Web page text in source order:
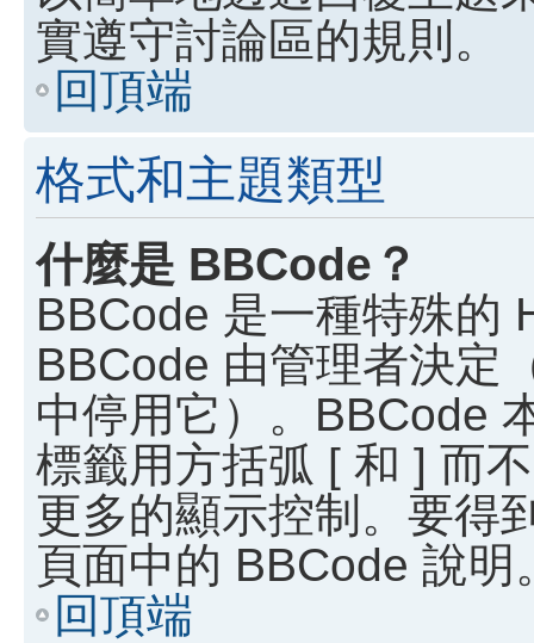
實遵守討論區的規則。
回頂端
格式和主題類型
什麼是 BBCode？
BBCode 是一種特殊的
BBCode 由管理者決定
中停用它）。BBCode
標籤用方括弧 [ 和 ] 而
更多的顯示控制。要得
頁面中的 BBCode 說明
回頂端